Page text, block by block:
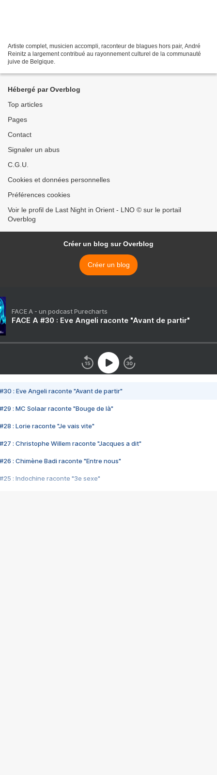
Artiste complet, musicien accompli, raconteur de blagues hors pair, André
Reinitz a largement contribué au rayonnement culturel de la communauté
juive de Belgique.
Hébergé par Overblog
Top articles
Pages
Contact
Signaler un abus
C.G.U.
Cookies et données personnelles
Préférences cookies
Voir le profil de Last Night in Orient - LNO © sur le portail
Overblog
Créer un blog sur Overblog
Créer un blog
FACE A - un podcast Purecharts
FACE A #30 : Eve Angeli raconte "Avant de partir"
#30 : Eve Angeli raconte "Avant de partir"
#29 : MC Solaar raconte "Bouge de là"
#28 : Lorie raconte "Je vais vite"
#27 : Christophe Willem raconte "Jacques a dit"
#26 : Chimène Badi raconte "Entre nous"
#25 : Indochine raconte "3e sexe"